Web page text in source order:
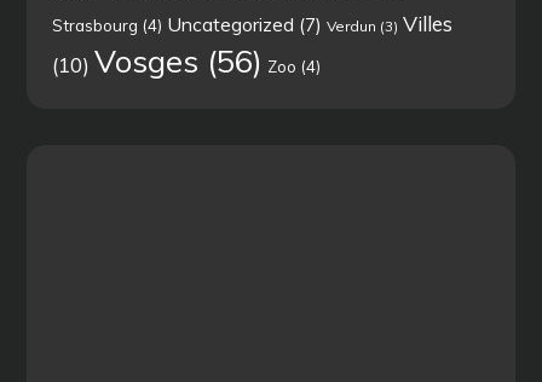
Strasbourg (4) Uncategorized (7) Verdun (3) Villes
(10) Vosges (56) Zoo (4)